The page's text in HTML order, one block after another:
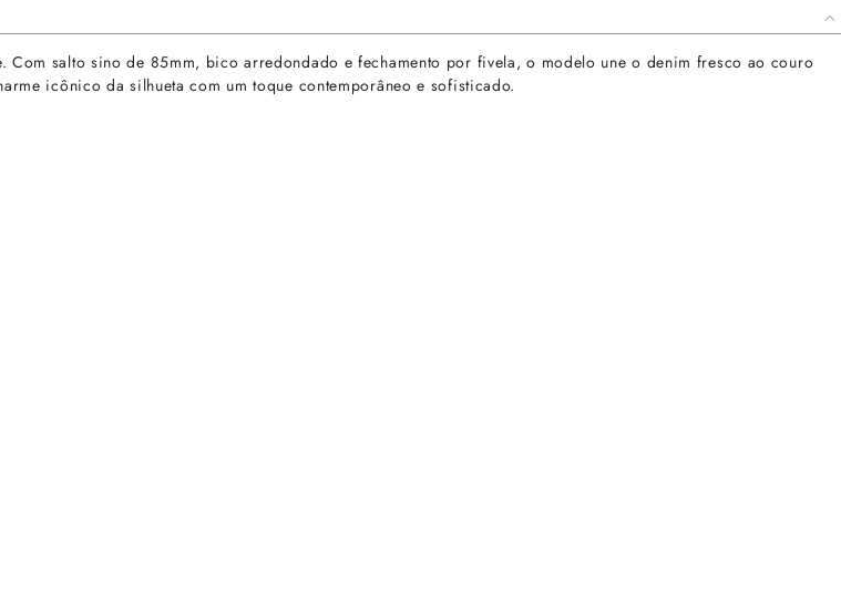
Com salto sino de 85mm, bico arredondado e fechamento por fivela, o modelo une o denim fresco ao couro
icônico da silhueta com um toque contemporâneo e sofisticado.